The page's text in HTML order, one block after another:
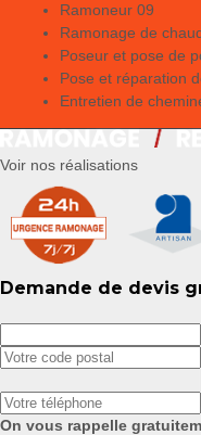
Ramoneur 09
Ramonage de
Poseur et pose de
Pose et réparation
Entretien de
Voir nos réalisations
Demande de devis
On vous rappelle